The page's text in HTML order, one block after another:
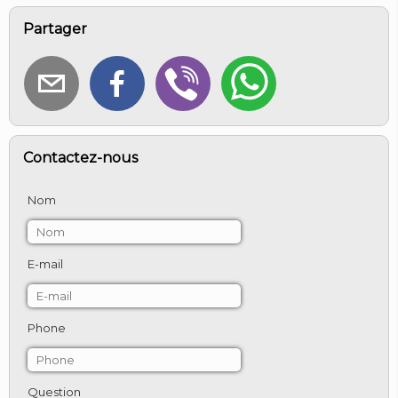
Partager
Contactez-nous
Nom
E-mail
Phone
Question